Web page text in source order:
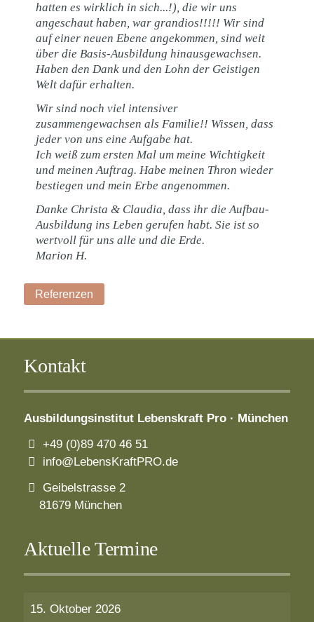
hatten es wirklich in sich...!), die wir uns
angeschaut haben, war grandios!!!!! Wir sind
auf einer neuen Ebene angekommen, sind weit
über die Basis-Ausbildung hinausgewachsen.
Haben den Dank und den Lohn der Geistigen
Welt dafür erhalten.
Wir sind noch viel intensiver
zusammengewachsen als Familie!! Wissen, dass
jeder von uns eine Aufgabe hat.
Ich weiß zum ersten Mal um meine Wichtigkeit
und meinen Auftrag. Habe meinen Thron wieder
bestiegen und mein Erbe angenommen.
Danke Christa & Claudia, dass ihr die Aufbau-
Ausbildung ins Leben gerufen habt. Sie ist so
wertvoll für uns alle und die Erde.
Marion H.
Referenzen
Kontakt
Ausbildungsinstitut Lebenskraft Pro · München
+49 (0)89 470 46 51
info@LebensKraftPRO.de
Geibelstrasse 2
81679 München
Aktuelle Termine
15. Oktober 2026